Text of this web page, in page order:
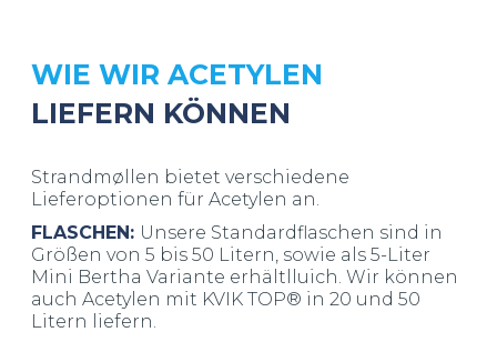
WIE WIR ACETYLEN
LIEFERN KÖNNEN
Strandmøllen bietet verschiedene
Lieferoptionen für Acetylen an.
FLASCHEN: Unsere Standardflaschen sind in
Größen von 5 bis 50 Litern, sowie als 5-Liter
Mini Bertha Variante erhältlluich. Wir können
auch Acetylen mit KVIK TOP® in 20 und 50
Litern liefern.